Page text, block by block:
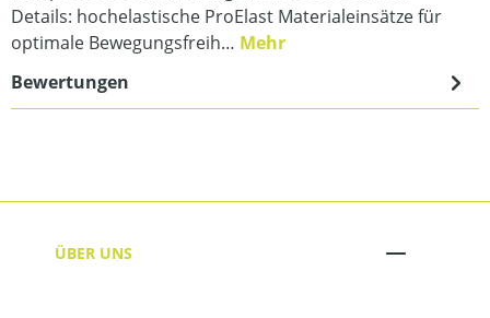
Details: hochelastische ProElast Materialeinsätze für
optimale Bewegungsfreih… Mehr
Bewertungen
ÜBER UNS